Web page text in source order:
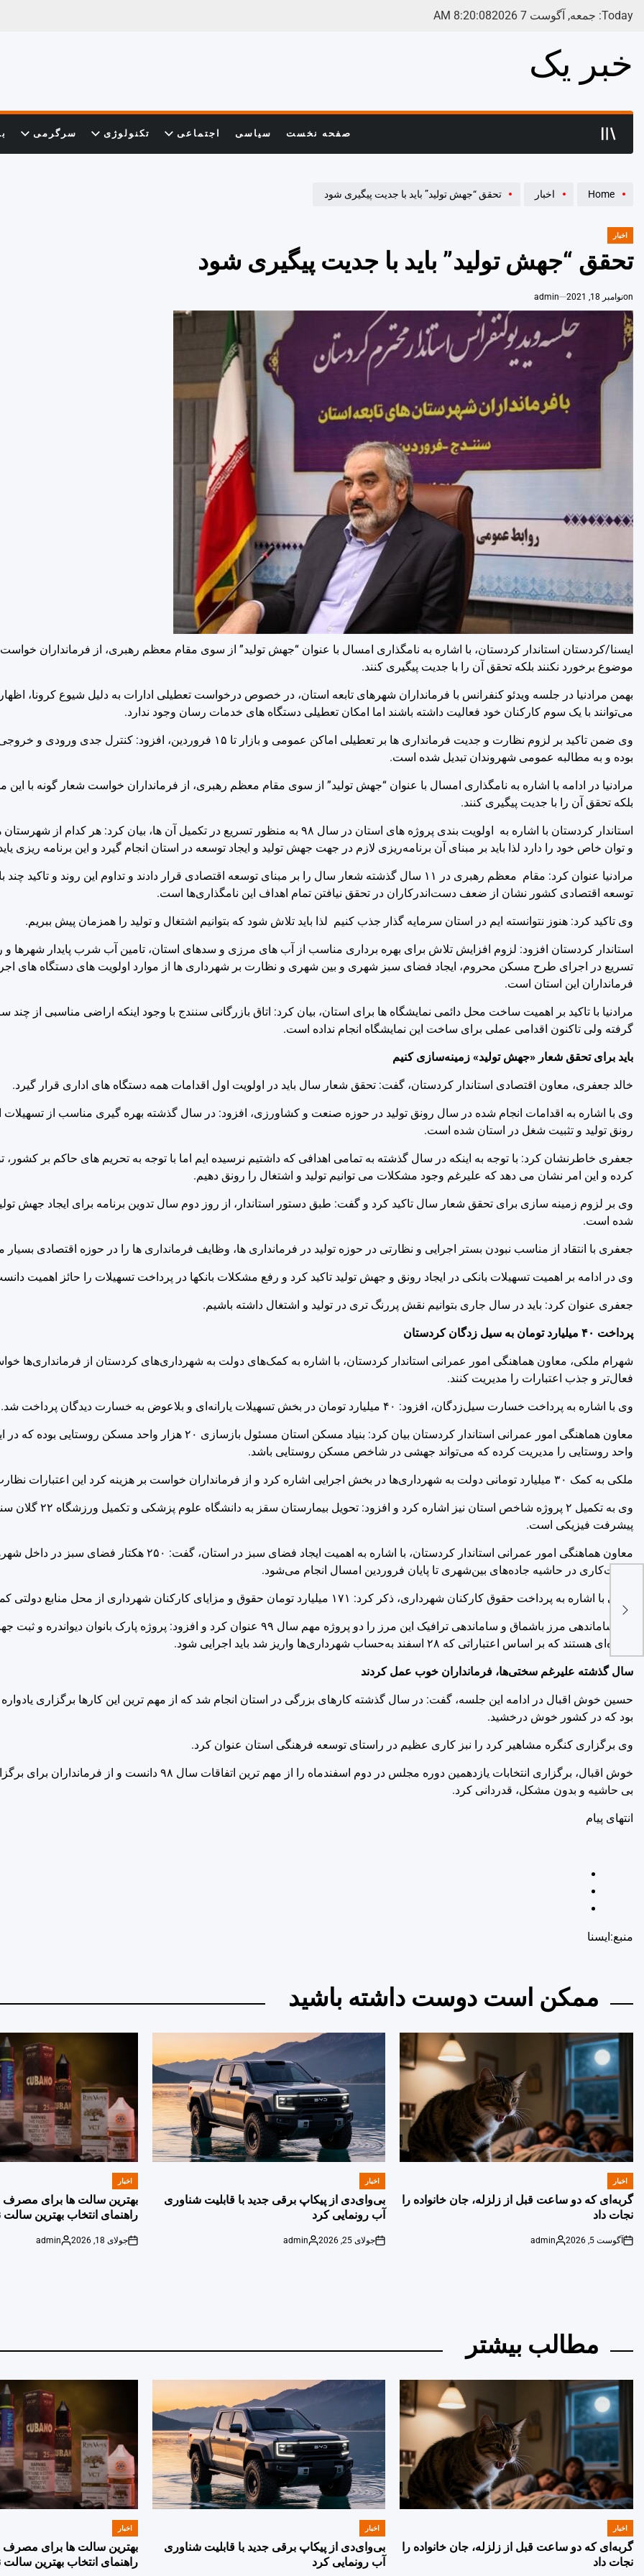
Today: جمعه, آگوست 7 2026 8:20:09
AM
خبر یک
صفحه نخست سیاسی اجتماعی تکنولوژی سرگرمی
Home اخبار تحقق “جهش تولید” باید با جدیت پیگیری شود
POSTED
اخبار
تحقق “جهش تولید” باید با جدیت پیگیری شود
onنوامبر 18, 2021 admin
ایسنا/کردستان استاندار کردستان، با اشاره به نامگذاری امسال با عنوان “جهش تولید” از سوی مقام معظم رهبری، از فرمانداران خواست
موضوع برخورد نکنند بلکه تحقق آن را با جدیت پیگیری کنند.
بهمن مرادنیا در جلسه ویدئو کنفرانس با فرمانداران شهرهای تابعه استان، در خصوص درخواست تعطیلی ادارات به دلیل شیوع کرونا،
می‌توانند با یک سوم کارکنان خود فعالیت داشته باشند اما امکان تعطیلی دستگاه های خدمات رسان وجود ندارد.
وی ضمن تاکید بر لزوم نظارت و جدیت فرمانداری ها بر تعطیلی اماکن عمومی و بازار تا ۱۵ فروردین،
بوده و به مطالبه عمومی شهروندان تبدیل شده است.
مرادنیا در ادامه با اشاره به نامگذاری امسال با عنوان “جهش تولید” از سوی مقام معظم رهبری، از فرمانداران خواست شعار گونه با این
بلکه تحقق آن را با جدیت پیگیری کنند.
استاندار کردستان با اشاره به اولویت بندی پروژه های استان در سال ۹۸ به منظور تسریع در تکمیل آن ها، بیان کرد:
و توان خاص خود را دارد لذا باید بر مبنای آن برنامه‌ریزی لازم در جهت جهش تولید و ایجاد توسعه در استان انجام گیرد و این برنامه ریزی
مرادنیا عنوان کرد: مقام معظم رهبری در ۱۱ سال گذشته شعار سال را بر مبنای توسعه اقتصادی قرار دادند و تداوم این روند و
توسعه اقتصادی کشور نشان از ضعف دست‌اندرکاران در تحقق نیافتن تمام اهداف این نامگذاری‌ها است.
وی تاکید کرد: هنوز نتوانسته ایم در استان سرمایه گذار جذب کنیم لذا باید تلاش شود که بتوانیم اشتغال و تولید را همزمان پیش ببریم.
استاندار کردستان افزود: لزوم افزایش تلاش برای بهره برداری مناسب از آب های مرزی و سدهای استان، تامین آب شرب پایدار شهرها و
تسریع در اجرای طرح مسکن محروم، ایجاد فضای سبز شهری و بین شهری و نظارت بر شهرداری ها از موارد اولویت های دستگاه های
فرمانداران این استان است.
مرادنیا با تاکید بر اهمیت ساخت محل دائمی نمایشگاه ها برای استان، بیان کرد: اتاق بازرگانی سنندج با وجود اینکه اراضی مناسبی از چند
گرفته ولی تاکنون اقدامی عملی برای ساخت این نمایشگاه انجام نداده است.
باید برای تحقق شعار «جهش تولید» زمینه‌سازی کنیم
خالد جعفری، معاون اقتصادی استاندار کردستان، گفت: تحقق شعار سال باید در اولویت اول اقدامات همه دستگاه های اداری قرار گیرد.
وی با اشاره به اقدامات انجام شده در سال رونق تولید در حوزه صنعت و کشاورزی، افزود: در سال گذشته بهره گیری مناسب از
رونق تولید و تثبیت شغل در استان شده است.
جعفری خاطرنشان کرد: با توجه به اینکه در سال گذشته به تمامی اهدافی که داشتیم نرسیده ایم اما با توجه به تحریم های حاکم بر کشور،
کرده و این امر نشان می دهد که علیرغم وجود مشکلات می توانیم تولید و اشتغال را رونق دهیم.
وی بر لزوم زمینه سازی برای تحقق شعار سال تاکید کرد و گفت: طبق دستور استاندار، از روز دوم سال تدوین برنامه برای ایجاد جهش
شده است.
جعفری با انتقاد از مناسب نبودن بستر اجرایی و نظارتی در حوزه تولید در فرمانداری ها، وظایف فرمانداری ها را در حوزه اقتصادی بسیار
وی در ادامه بر اهمیت تسهیلات بانکی در ایجاد رونق و جهش تولید تاکید کرد و رفع مشکلات بانکها در پرداخت تسهیلات را حائز اهمیت
جعفری عنوان کرد: باید در سال جاری بتوانیم نقش پررنگ تری در تولید و اشتغال داشته باشیم.
پرداخت ۴۰ میلیارد تومان به سیل زدگان کردستان
شهرام ملکی، معاون هماهنگی امور عمرانی استاندار کردستان، با اشاره به کمک‌های دولت به شهرداری‌های کردستان از فرمانداری‌ها
فعال‌تر و جذب اعتبارات را مدیریت کنند.
وی با اشاره به پرداخت خسارت سیل‌زدگان، افزود: ۴۰ میلیارد تومان در بخش تسهیلات یارانه‌ای و بلاعوض به خسارت دیدگان پرداخت شد.
واحد روستایی را مدیریت کرده که می‌تواند جهشی در شاخص مسکن روستایی باشد.
ملکی به کمک ۳۰ میلیارد تومانی دولت به شهرداری‌ها در بخش اجرایی اشاره کرد و از فرمانداران خواست بر هزینه کرد این اعتبارات نظارت داشته باشند.
پیشرفت فیزیکی است.
درخت‌کاری در حاشیه جاده‌های بین‌شهری تا پایان فروردین امسال انجام می‌شود.
ملکی با اشاره به پرداخت حقوق کارکنان شهرداری، ذکر کرد: ۱۷۱ میلیارد تومان حقوق و مزایای کارکنان شهرداری از محل منابع دولتی کمک شده است.
وی ساماندهی مرز باشماق و ساماندهی ترافیک این مرز را دو پروژه مهم سال ۹۹ عنوان کرد و افزود: پروژه پارک بانوان
پروژه‌ای هستند که بر اساس اعتباراتی که ۲۸ اسفند به‌حساب شهرداری‌ها واریز شد باید اجرایی شود.
سال گذشته علیرغم سختی‌ها، فرمانداران خوب عمل کردند
بود که در کشور خوش درخشید.
وی برگزاری کنگره مشاهیر کرد را نبز کاری عظیم در راستای توسعه فرهنگی استان عنوان کرد.
خوش اقبال، برگزاری انتخابات یازدهمین دوره مجلس در دوم اسفندماه را از مهم ترین اتفاقات سال
بی حاشیه و بدون مشکل، قدردانی کرد.
انتهای پیام
منبع:ایسنا
ممکن است دوست داشته باشید
POSTED
IN
اخبار
گربه‌ای که دو ساعت قبل از زلزله، جان خانواده را
نجات داد
on
آگوست 5, 2026
Posted
admin
POSTED
اخبار
بی‌وای‌دی از پیکاپ برقی جدید با قابلیت شناوری
آب رونمایی کرد
on
جولای 25, 2026
Posted
admin
POSTED
اخبار
بهترین سالت ها برای مصرف
راهنمای انتخاب بهترین سالت
on
جولای 18, 2026
Posted
admin
مطالب بیشتر
POSTED
IN
اخبار
گربه‌ای که دو ساعت قبل از زلزله، جان خانواده را
نجات داد
POSTED
اخبار
بی‌وای‌دی از پیکاپ برقی جدید با قابلیت شناوری
آب رونمایی کرد
POSTED
اخبار
بهترین سالت ها برای مصرف
راهنمای انتخاب بهترین سالت